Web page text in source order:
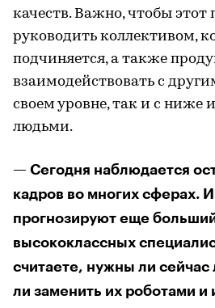
качеств. Важно, чтобы этот
руководить коллективом,
подчиняется, а также
взаимодействовать с
своем уровне, так и с
людьми.
— Сегодня наблюдается
кадров во многих сферах.
прогнозируют еще
высококлассных
считаете, нужны ли
ли заменить их роботами и